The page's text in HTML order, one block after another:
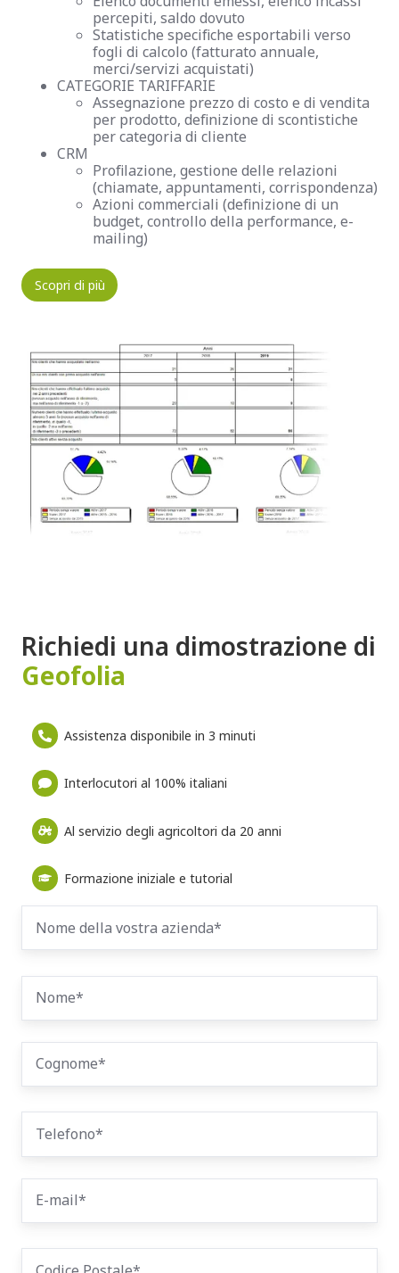
percepiti, saldo dovuto
Statistiche specifiche esportabili verso
fogli di calcolo (fatturato annuale,
merci/servizi acquistati)
CATEGORIE TARIFFARIE
Assegnazione prezzo di costo e di vendita
per prodotto, definizione di scontistiche
per categoria di cliente
CRM
Profilazione, gestione delle relazioni
(chiamate, appuntamenti, corrispondenza)
Azioni commerciali (definizione di un
budget, controllo della performance, e-
mailing)
Scopri di più
Richiedi una dimostrazione di
Geofolia
Assistenza disponibile in 3 minuti
Interlocutori al 100% italiani
Al servizio degli agricoltori da 20 anni
Formazione iniziale e tutorial